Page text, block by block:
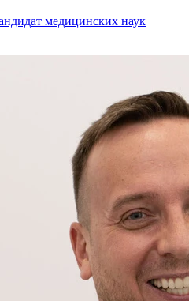
медицинских наук